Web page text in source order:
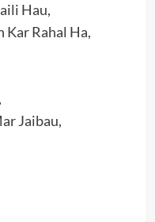
Hau,
Kar Rahal Ha,
Jaibau,